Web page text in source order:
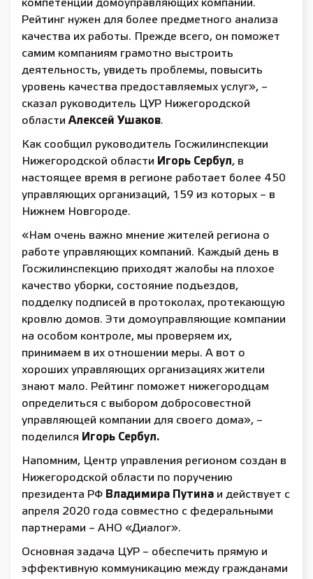
компетенции домоуправляющих компаний.
Рейтинг нужен для более предметного анализа
качества их работы. Прежде всего, он поможет
самим компаниям грамотно выстроить
деятельность, увидеть проблемы, повысить
уровень качества предоставляемых услуг», –
сказал руководитель ЦУР Нижегородской
областиАлексей Ушаков.
Как сообщил руководитель Госжилинспекции
Нижегородской области Игорь Сербул, в
настоящее время в регионе работает более 450
управляющих организаций, 159 из которых – в
Нижнем Новгороде.
«Нам очень важно мнение жителей региона о
работе управляющих компаний. Каждый день в
Госжилинспекцию приходят жалобы на плохое
качество уборки, состояние подъездов,
подделку подписей в протоколах, протекающую
кровлю домов. Эти домоуправляющие компании
на особом контроле, мы проверяем их,
принимаем в их отношении меры. А вот о
хороших управляющих организациях жители
знают мало. Рейтинг поможет нижегородцам
определиться с выбором добросовестной
управляющей компании для своего дома», –
поделился Игорь Сербул.
Напомним, Центр управления регионом создан в
Нижегородской области по поручению
президента РФ Владимира Путина и действует с
апреля 2020 года совместно с федеральными
партнерами – АНО «Диалог».
Основная задача ЦУР – обеспечить прямую и
эффективную коммуникацию между гражданами